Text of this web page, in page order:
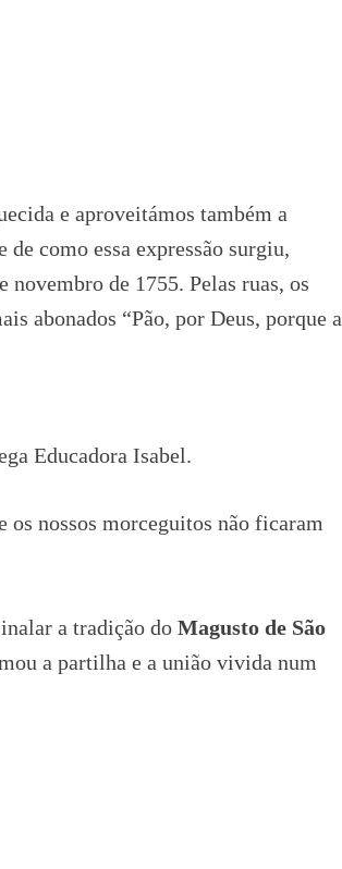
e aproveitámos também a
de como essa expressão surgiu,
de 1755. Pelas ruas, os
abonados “Pão, por Deus, porque a
Educadora Isabel.
nossos morceguitos não ficaram
a tradição do Magusto de São
a partilha e a união vivida num